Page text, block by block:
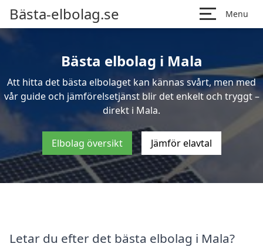
Bästa-elbolag.se Menu
Bästa elbolag i Mala
Att hitta det bästa elbolaget kan kännas svårt, men med
vår guide och jämförelsetjänst blir det enkelt och tryggt –
direkt i Mala.
Elbolag översikt Jämför elavtal
Letar du efter det bästa elbolag i Mala?